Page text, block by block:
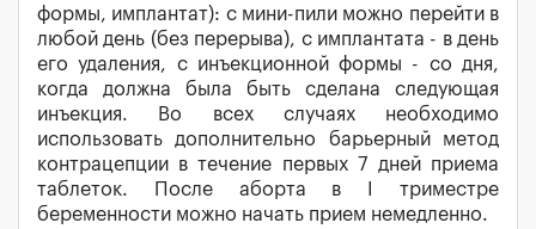
формы, имплантат): с мини-пили можно перейти в
любой день (без перерыва), с имплантата - в день
его удаления, с инъекционной формы - со дня,
когда должна была быть сделана следующая
инъекция. Во всех случаях необходимо
использовать дополнительно барьерный метод
контрацепции в течение первых 7 дней приема
таблеток. После аборта в I триместре
беременности можно начать прием немедленно.